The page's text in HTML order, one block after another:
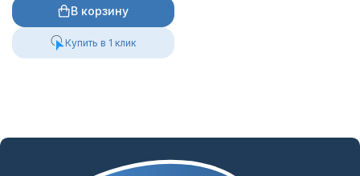
В корзину
Купить в 1 клик